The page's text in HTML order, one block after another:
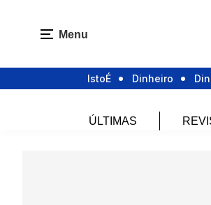
Menu
IstoÉ Dinheiro
ÚLTIMAS